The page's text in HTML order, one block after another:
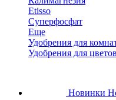
Etisso
Суперфосфат
Еще
Удобрения для
Удобрения для цветов
Новинки